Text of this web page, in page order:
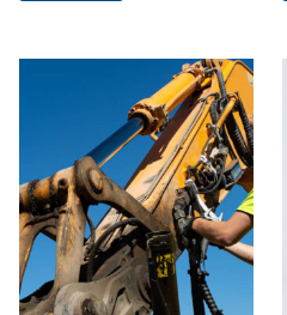
E-post*